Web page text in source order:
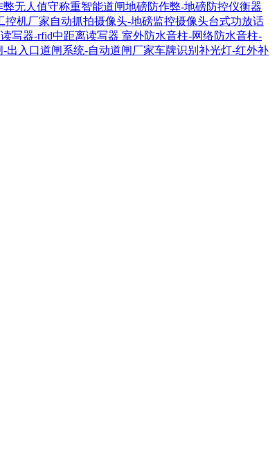
无人值守称重智能道闸地磅防作弊-地磅防控仪衡器
控机厂家自动抓拍摄像头-地磅监控摄像头台式功放话
写器-rfid中距离读写器 室外防水音柱-网络防水音柱-
-出入口道闸系统-自动道闸厂家车牌识别补光灯-红外补